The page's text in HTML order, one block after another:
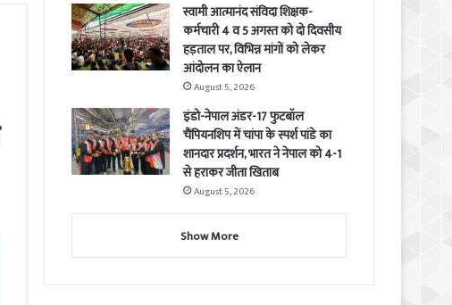
स्वामी आत्मानंद संविदा शिक्षक-
कर्मचारी 4 व 5 अगस्त को दो दिवसीय
हड़ताल पर, विभिन्न मांगों को लेकर
आंदोलन का ऐलान
August 5, 2026
इंडो-नेपाल अंडर-17 फुटबॉल
चैंपियनशिप में चांपा के स्पर्श पांडे का
शानदार प्रदर्शन, भारत ने नेपाल को 4-1
से हराकर जीता खिताब
August 5, 2026
Show More